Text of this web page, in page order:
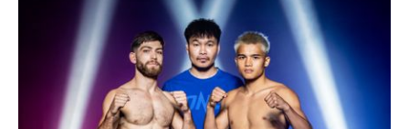
อาณาจักร ข้ามสายมาชกคิกบ็อกซิ่งครั้งแรกใน ONE ปะทะ
จาง เป่ยเหมียน
” นักสู้จากจีน ในกติกาคิกบ็อกซิ่ง รุ่นสต
รอว์เวต (115-125 ป.)
ขณะที่ “เพชรหนึ่ง” ไอแซค โมฮัมเหม็ด จอมบู๊ใจเด็ดจาก
ฝรั่งเศส/แอลจีเรีย ออกล่าแต้มชัยแฮตทริก ชนแกร่ง “จูราอิ